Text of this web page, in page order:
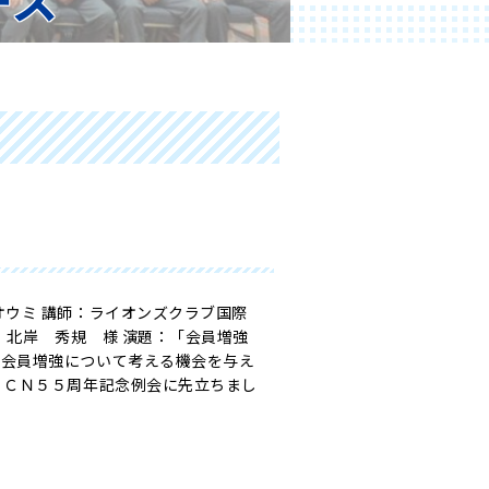
ミ 講師：ライオンズクラブ国際
秀規 様 演題：「会員増強
員増強について考える機会を与え
Ｎ５５周年記念例会に先立ちまし